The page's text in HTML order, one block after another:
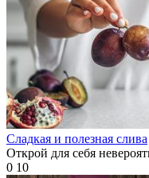
Сладкая и полезная слива
Открой для себя
0 10